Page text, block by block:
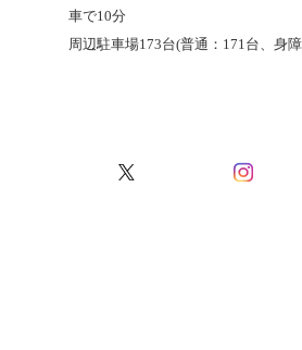
車で10分
周辺駐車場173台(普通：171台、身